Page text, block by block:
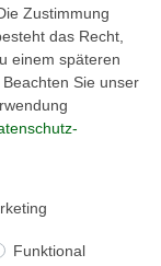
Zustimmung
das Recht,
einem späteren
Sie unser
Funktional